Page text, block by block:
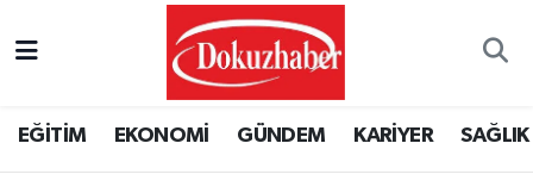
EĞİTİM EKONOMİ GÜNDEM KARİYER SAĞLIK